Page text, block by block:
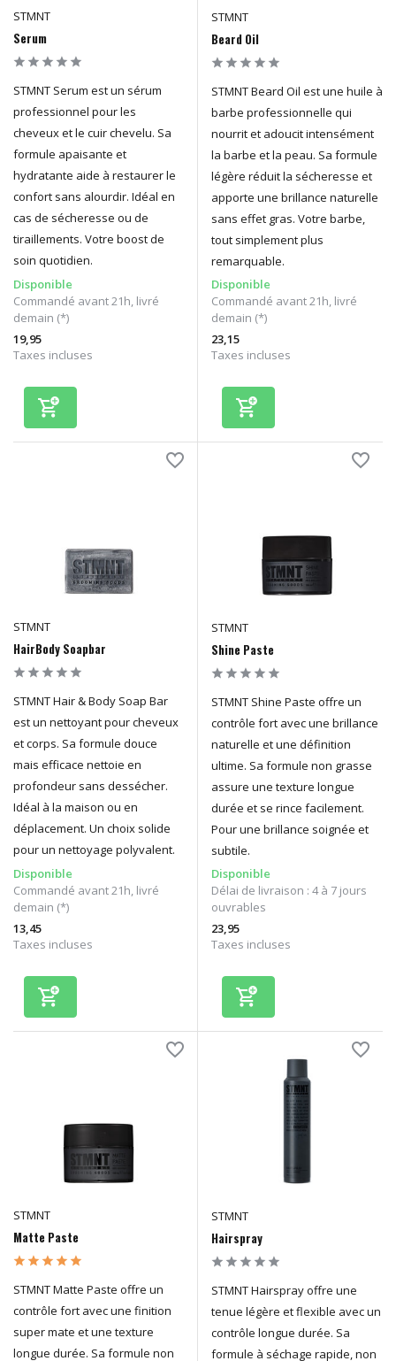
STMNT
Serum
STMNT Serum est un sérum
professionnel pour les
cheveux et le cuir chevelu. Sa
formule apaisante et
hydratante aide à restaurer le
confort sans alourdir. Idéal en
cas de sécheresse ou de
tiraillements. Votre boost de
soin quotidien.
Disponible
Commandé avant 21h, livré
demain (*)
19,95
Taxes incluses
STMNT
Beard Oil
STMNT Beard Oil est une huile à
barbe professionnelle qui
nourrit et adoucit intensément
la barbe et la peau. Sa formule
légère réduit la sécheresse et
apporte une brillance naturelle
sans effet gras. Votre barbe,
tout simplement plus
remarquable.
Disponible
Commandé avant 21h, livré
demain (*)
23,15
Taxes incluses
STMNT
HairBody Soapbar
STMNT Hair & Body Soap Bar
est un nettoyant pour cheveux
et corps. Sa formule douce
mais efficace nettoie en
profondeur sans dessécher.
Idéal à la maison ou en
déplacement. Un choix solide
pour un nettoyage polyvalent.
Disponible
Commandé avant 21h, livré
demain (*)
13,45
Taxes incluses
STMNT
Shine Paste
STMNT Shine Paste offre un
contrôle fort avec une brillance
naturelle et une définition
ultime. Sa formule non grasse
assure une texture longue
durée et se rince facilement.
Pour une brillance soignée et
subtile.
Disponible
Délai de livraison : 4 à 7 jours
ouvrables
23,95
Taxes incluses
STMNT
Matte Paste
STMNT Matte Paste offre un
contrôle fort avec une finition
super mate et une texture
longue durée. Sa formule non
STMNT
Hairspray
STMNT Hairspray offre une
tenue légère et flexible avec un
contrôle longue durée. Sa
formule à séchage rapide, non